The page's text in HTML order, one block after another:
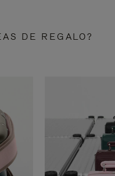
DE REGALO?